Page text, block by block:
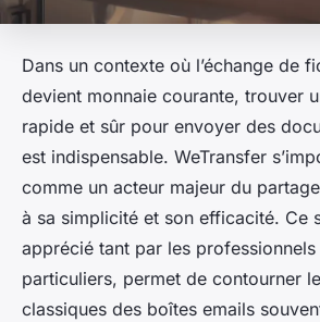
Dans un contexte où l’échange de
devient monnaie courante, trouver
rapide et sûr pour envoyer des
est indispensable. WeTransfer
comme un acteur majeur du
à sa simplicité et son efficacité. Ce
apprécié tant par les professionnels
particuliers, permet de contourner
classiques des boîtes emails